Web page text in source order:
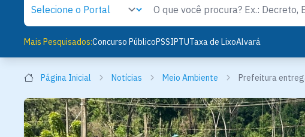
Mais Pesquisados:Concurso PúblicoPSSIPTUTaxa de LixoAlvará
Página Inicial Notícias Meio Ambiente Prefeitura